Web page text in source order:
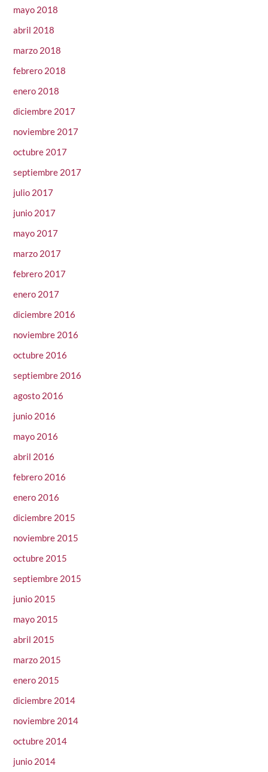
mayo 2018
abril 2018
marzo 2018
febrero 2018
enero 2018
diciembre 2017
noviembre 2017
octubre 2017
septiembre 2017
julio 2017
junio 2017
mayo 2017
marzo 2017
febrero 2017
enero 2017
diciembre 2016
noviembre 2016
octubre 2016
septiembre 2016
agosto 2016
junio 2016
mayo 2016
abril 2016
febrero 2016
enero 2016
diciembre 2015
noviembre 2015
octubre 2015
septiembre 2015
junio 2015
mayo 2015
abril 2015
marzo 2015
enero 2015
diciembre 2014
noviembre 2014
octubre 2014
junio 2014